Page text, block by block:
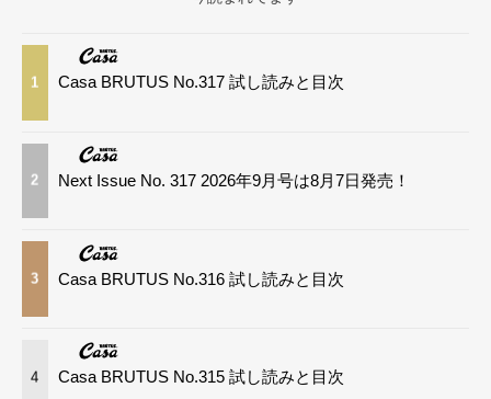
1 Casa BRUTUS No.317 試し読みと目次
2 Next Issue No. 317 2026年9月号は8月7日発売！
3 Casa BRUTUS No.316 試し読みと目次
4 Casa BRUTUS No.315 試し読みと目次